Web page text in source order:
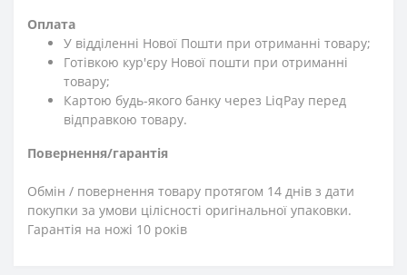
Оплата
У відділенні Нової Пошти при отриманні товару;
Готівкою кур'єру Нової пошти при отриманні
товару;
Картою будь-якого банку через LiqPay перед
відправкою товару.
Повернення/гарантія
Обмін / повернення товару протягом 14 днів з дати
покупки за умови цілісності оригінальної упаковки.
Гарантія на ножі 10 років